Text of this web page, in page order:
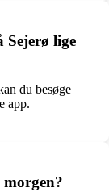
Sejerø lige
du besøge
app.